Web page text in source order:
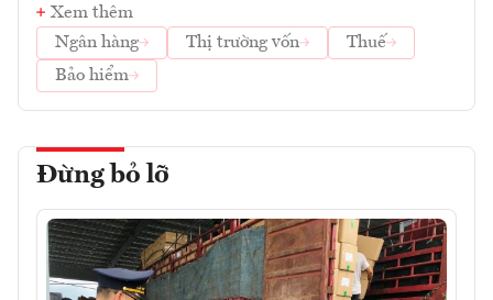
Xem thêm
Ngân hàng
Thị trường vốn
Thuế
Bảo hiểm
Đừng bỏ lỡ